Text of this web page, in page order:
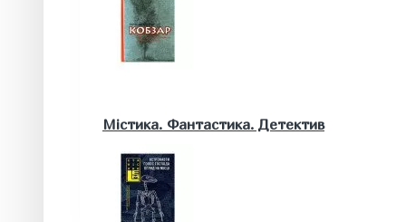
Математика. Природничі та інші науки
Біологія
Географія. Геологія
Містика. Фантастика. Детектив